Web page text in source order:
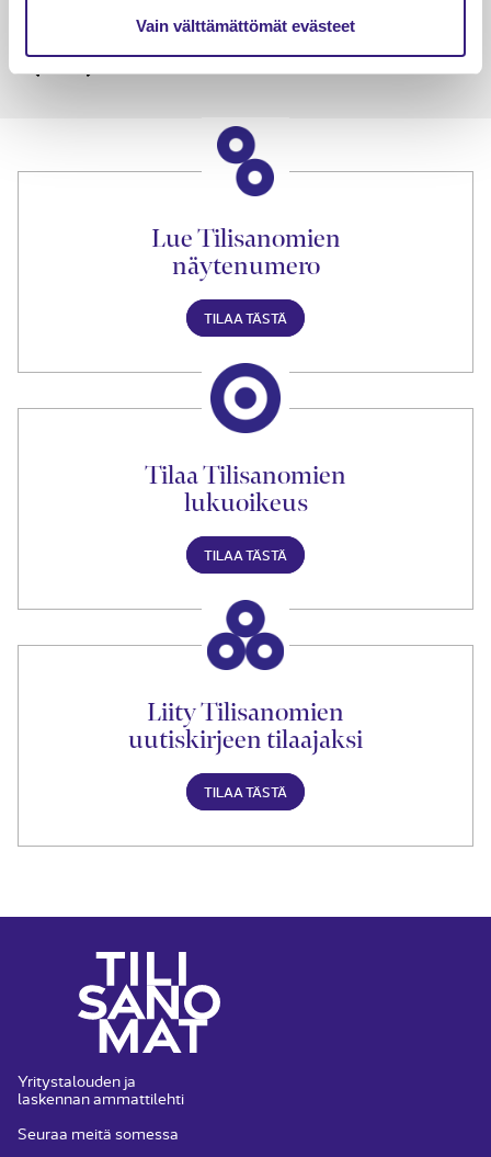
Vain välttämättömät evästeet
15.5.2023
14.5.2021
Lue Tilisanomien
näytenumero
TILAA TÄSTÄ
Tilaa Tilisanomien
lukuoikeus
TILAA TÄSTÄ
Liity Tilisanomien
uutiskirjeen tilaajaksi
TILAA TÄSTÄ
Yritystalouden ja
laskennan ammattilehti
Seuraa meitä somessa